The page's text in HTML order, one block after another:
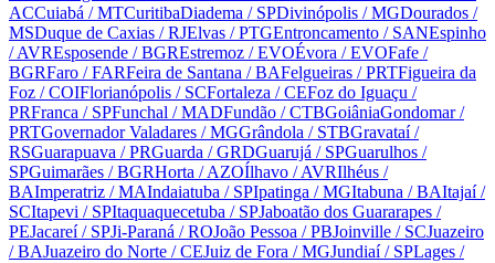
ACCuiabá / MTCuritibaDiadema / SPDivinópolis / MGDourados /
MSDuque de Caxias / RJElvas / PTGEntroncamento / SANEspinho
/ AVREsposende / BGREstremoz / EVOÉvora / EVOFafe /
BGRFaro / FARFeira de Santana / BAFelgueiras / PRTFigueira da
Foz / COIFlorianópolis / SCFortaleza / CEFoz do Iguaçu /
PRFranca / SPFunchal / MADFundão / CTBGoiâniaGondomar/
PRTGovernador Valadares / MGGrândola / STBGravataí/
RSGuarapuava / PRGuarda / GRDGuarujá / SPGuarulhos /
SPGuimarães / BGRHorta / AZOÍlhavo / AVRIlhéus /
BAImperatriz / MAIndaiatuba / SPIpatinga / MGItabuna / BAItajaí/
SCItapevi / SPItaquaquecetuba / SPJaboatão dos Guararapes /
PEJacareí/ SPJi-Paraná / ROJoão Pessoa / PBJoinville / SCJuazeiro
/ BAJuazeiro do Norte / CEJuiz de Fora / MGJundiaí/ SPLages /